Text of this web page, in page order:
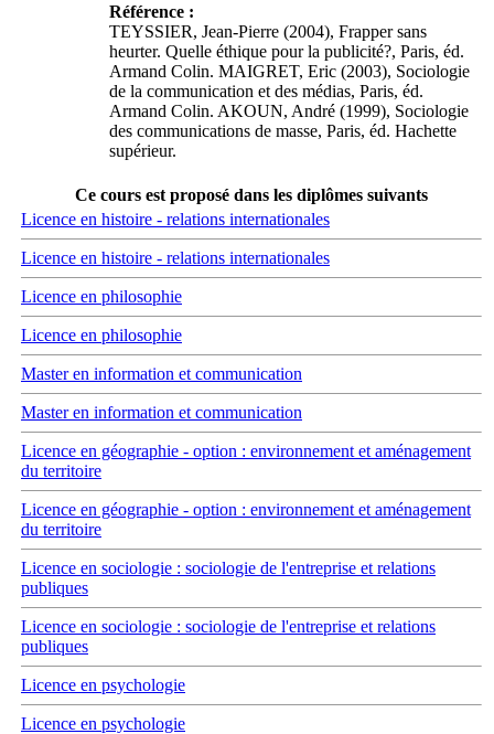
Référence :
TEYSSIER, Jean-Pierre (2004), Frapper sans
heurter. Quelle éthique pour la publicité?, Paris, éd.
Armand Colin. MAIGRET, Eric (2003), Sociologie
de la communication et des médias, Paris, éd.
Armand Colin. AKOUN, André (1999), Sociologie
des communications de masse, Paris, éd. Hachette
supérieur.
Ce cours est proposé dans les diplômes suivants
Licence en histoire - relations internationales
Licence en histoire - relations internationales
Licence en philosophie
Licence en philosophie
Master en information et communication
Master en information et communication
Licence en géographie - option : environnement et aménagement
du territoire
Licence en géographie - option : environnement et aménagement
du territoire
Licence en sociologie : sociologie de l'entreprise et relations
publiques
Licence en sociologie : sociologie de l'entreprise et relations
publiques
Licence en psychologie
Licence en psychologie